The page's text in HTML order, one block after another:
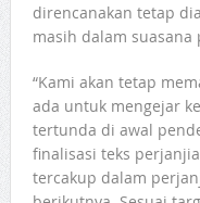
direncanakan tetap
masih dalam suasana
“Kami akan tetap
ada untuk mengejar
tertunda di awal
finalisasi teks
tercakup dalam